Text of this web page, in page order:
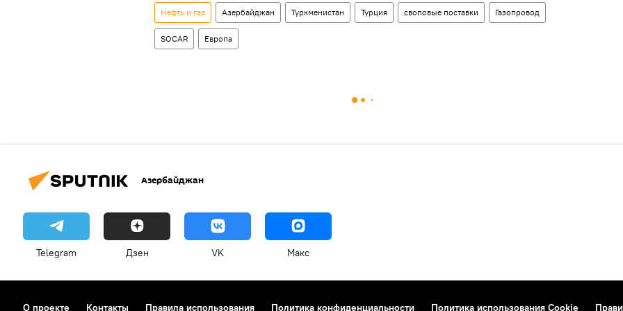
Нефть и газ Азербайджан Туркменистан Турция своповые поставки Газопровод
SOCAR Европа
Азербайджан
Telegram Дзен VK Макс
О проекте Контакты Правила использования Политика конфиденциальности Политика использования Cookie